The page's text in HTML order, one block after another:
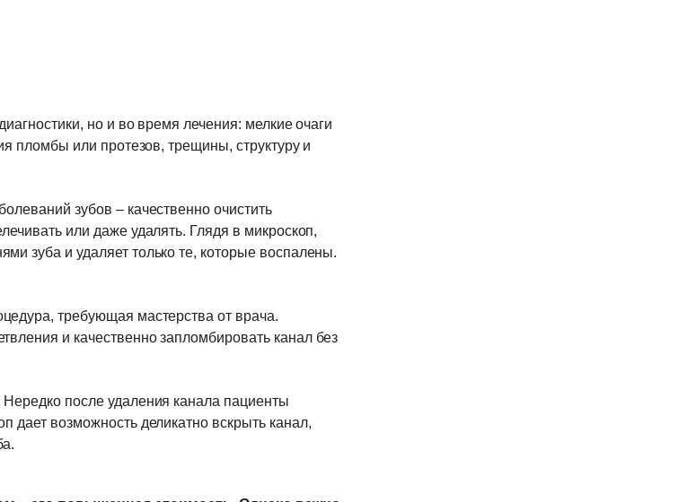
но и во время лечения: мелкие очаги
пломбы или протезов, трещины, структуру и
зубов – качественно очистить
или даже удалять. Глядя в микроскоп,
зуба и удаляет только те, которые воспалены.
требующая мастерства от врача.
и качественно запломбировать канал без
после удаления канала пациенты
дает возможность деликатно вскрыть канал,